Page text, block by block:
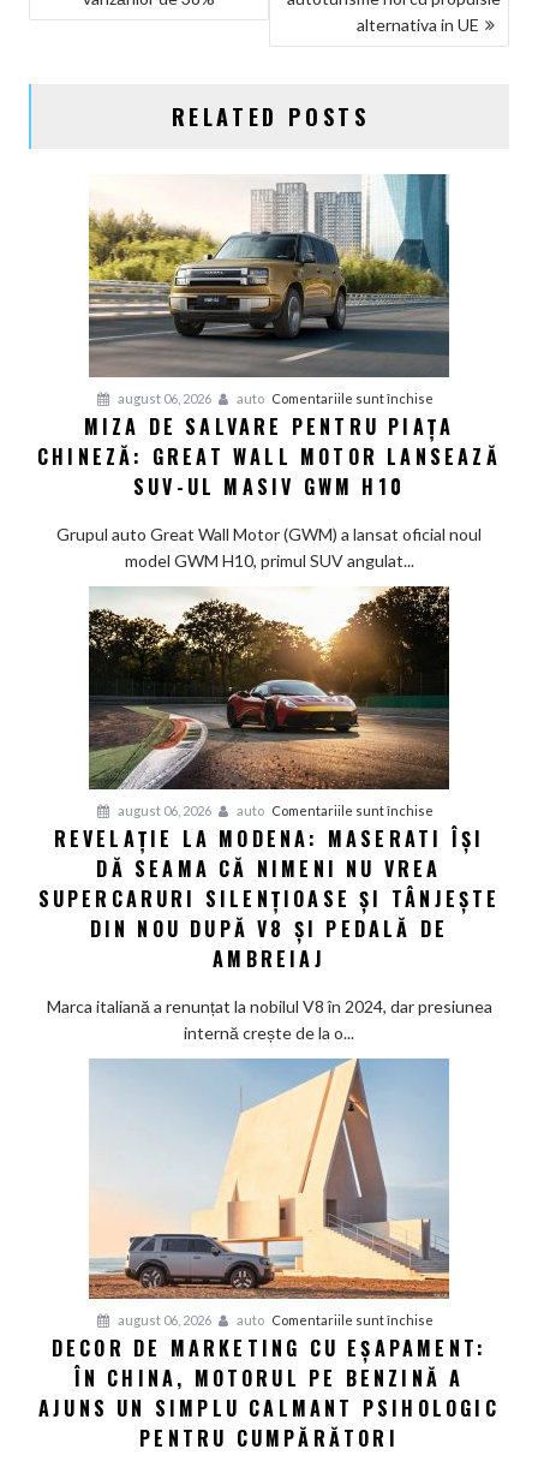
ARTICOLE
alternativa in UE
RELATED POSTS
august 06, 2026 auto Comentariile sunt închise
Miza
de
piața
Wall
Motor
ul
masiv
GWM
H10
MIZA DE SALVARE PENTRU PIAȚA
CHINEZĂ: GREAT WALL MOTOR LANSEAZĂ
SUV-UL MASIV GWM H10
Grupul auto Great Wall Motor (GWM) a lansat oficial noul
model GWM H10, primul SUV angulat...
august 06, 2026 auto Comentariile sunt închise
Revelație
la
Modena:
Maserati
își
și
din
nou
după
și
pedală
de
ambreiaj
REVELAȚIE LA MODENA: MASERATI ÎȘI
DĂ SEAMA CĂ NIMENI NU VREA
SUPERCARURI SILENȚIOASE ȘI TÂNJEȘTE
DIN NOU DUPĂ V8 ȘI PEDALĂ DE
AMBREIAJ
Marca italiană a renunțat la nobilul V8 în 2024, dar presiunea
internă crește de la o...
august 06, 2026 auto Comentariile sunt închise
Decor
de
marketing
DECOR DE MARKETING CU EȘAPAMENT:
ÎN CHINA, MOTORUL PE BENZINĂ A
AJUNS UN SIMPLU CALMANT PSIHOLOGIC
PENTRU CUMPĂRĂTORI